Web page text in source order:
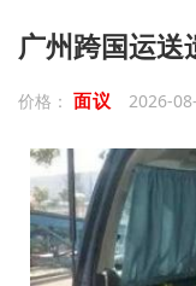
广州跨国运送
价格： 面议 2026-